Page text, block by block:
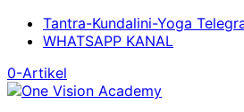
Tantra-Kundalini-Yoga
WHATSAPP KANAL
0-Artikel